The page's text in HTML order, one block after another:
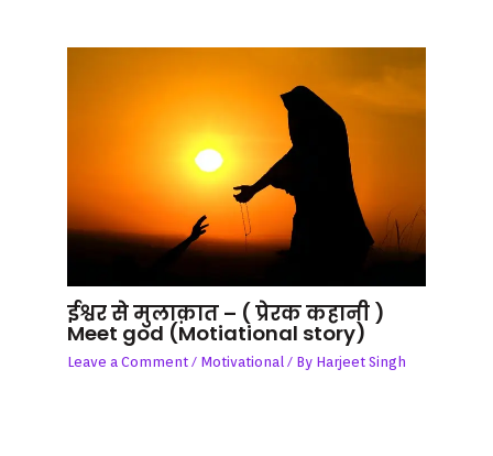
ईश्वर से मुलाक़ात – ( प्रेरक कहानी )
Meet god (Motiational story)
Leave a Comment / Motivational / By Harjeet Singh